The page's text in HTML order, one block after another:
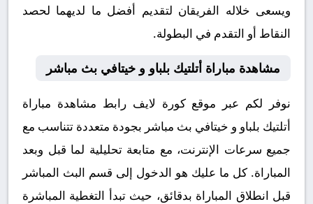
ويسعى خلاله الفريقان لتقديم أفضل ما لديهما لحصد
النقاط أو التقدم في البطولة.
مشاهدة مباراة أتلتيك بلباو و خيتافي بث مباشر
نوفر لكم عبر موقع كورة لايف رابط مشاهدة مباراة
أتلتيك بلباو و خيتافي بث مباشر بجودة متعددة تتناسب مع
جميع سرعات الإنترنت، مع متابعة تحليلية لما قبل وبعد
المباراة. كل ما عليك هو الدخول إلى قسم البث المباشر
قبل انطلاق المباراة بدقائق، حيث تبدأ التغطية المباشرة